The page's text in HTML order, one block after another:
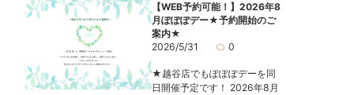
【WEB予約可能！】2026年8
月ぽぽぽデー★予約開始のご
案内★
2026/5/31
0
★越谷店でもぽぽぽデーを同
日開催予定です！ 2026年8月